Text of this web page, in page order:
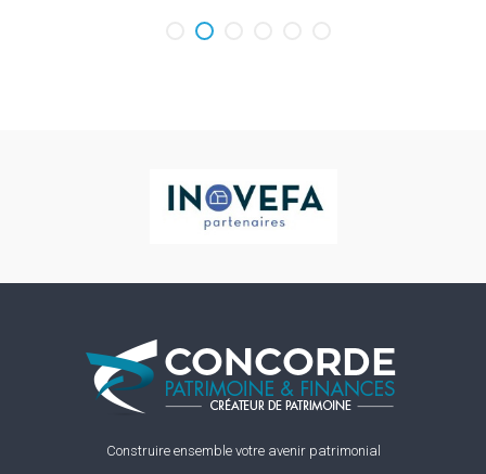
Construire ensemble votre avenir patrimonial